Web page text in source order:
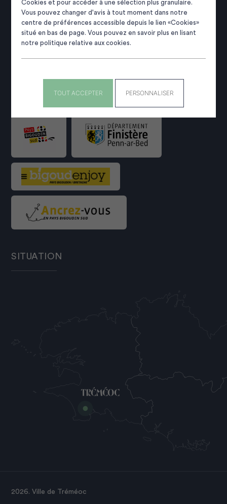
Cookies et pour accéder à une sélection plus granulaire.
Vous pouvez changer d'avis à tout moment dans notre
centre de préférences accessible depuis le lien «Cookies»
situé en bas de page. Vous pouvez en savoir plus en lisant
notre politique relative aux cookies.
TOUT ACCEPTER PERSONNALISER
ou des Adjoints, le week-end
06 70 55 50 36
Page Facebook
SITUATION
PARTENAIRES
2026. Ville de Tréméoc